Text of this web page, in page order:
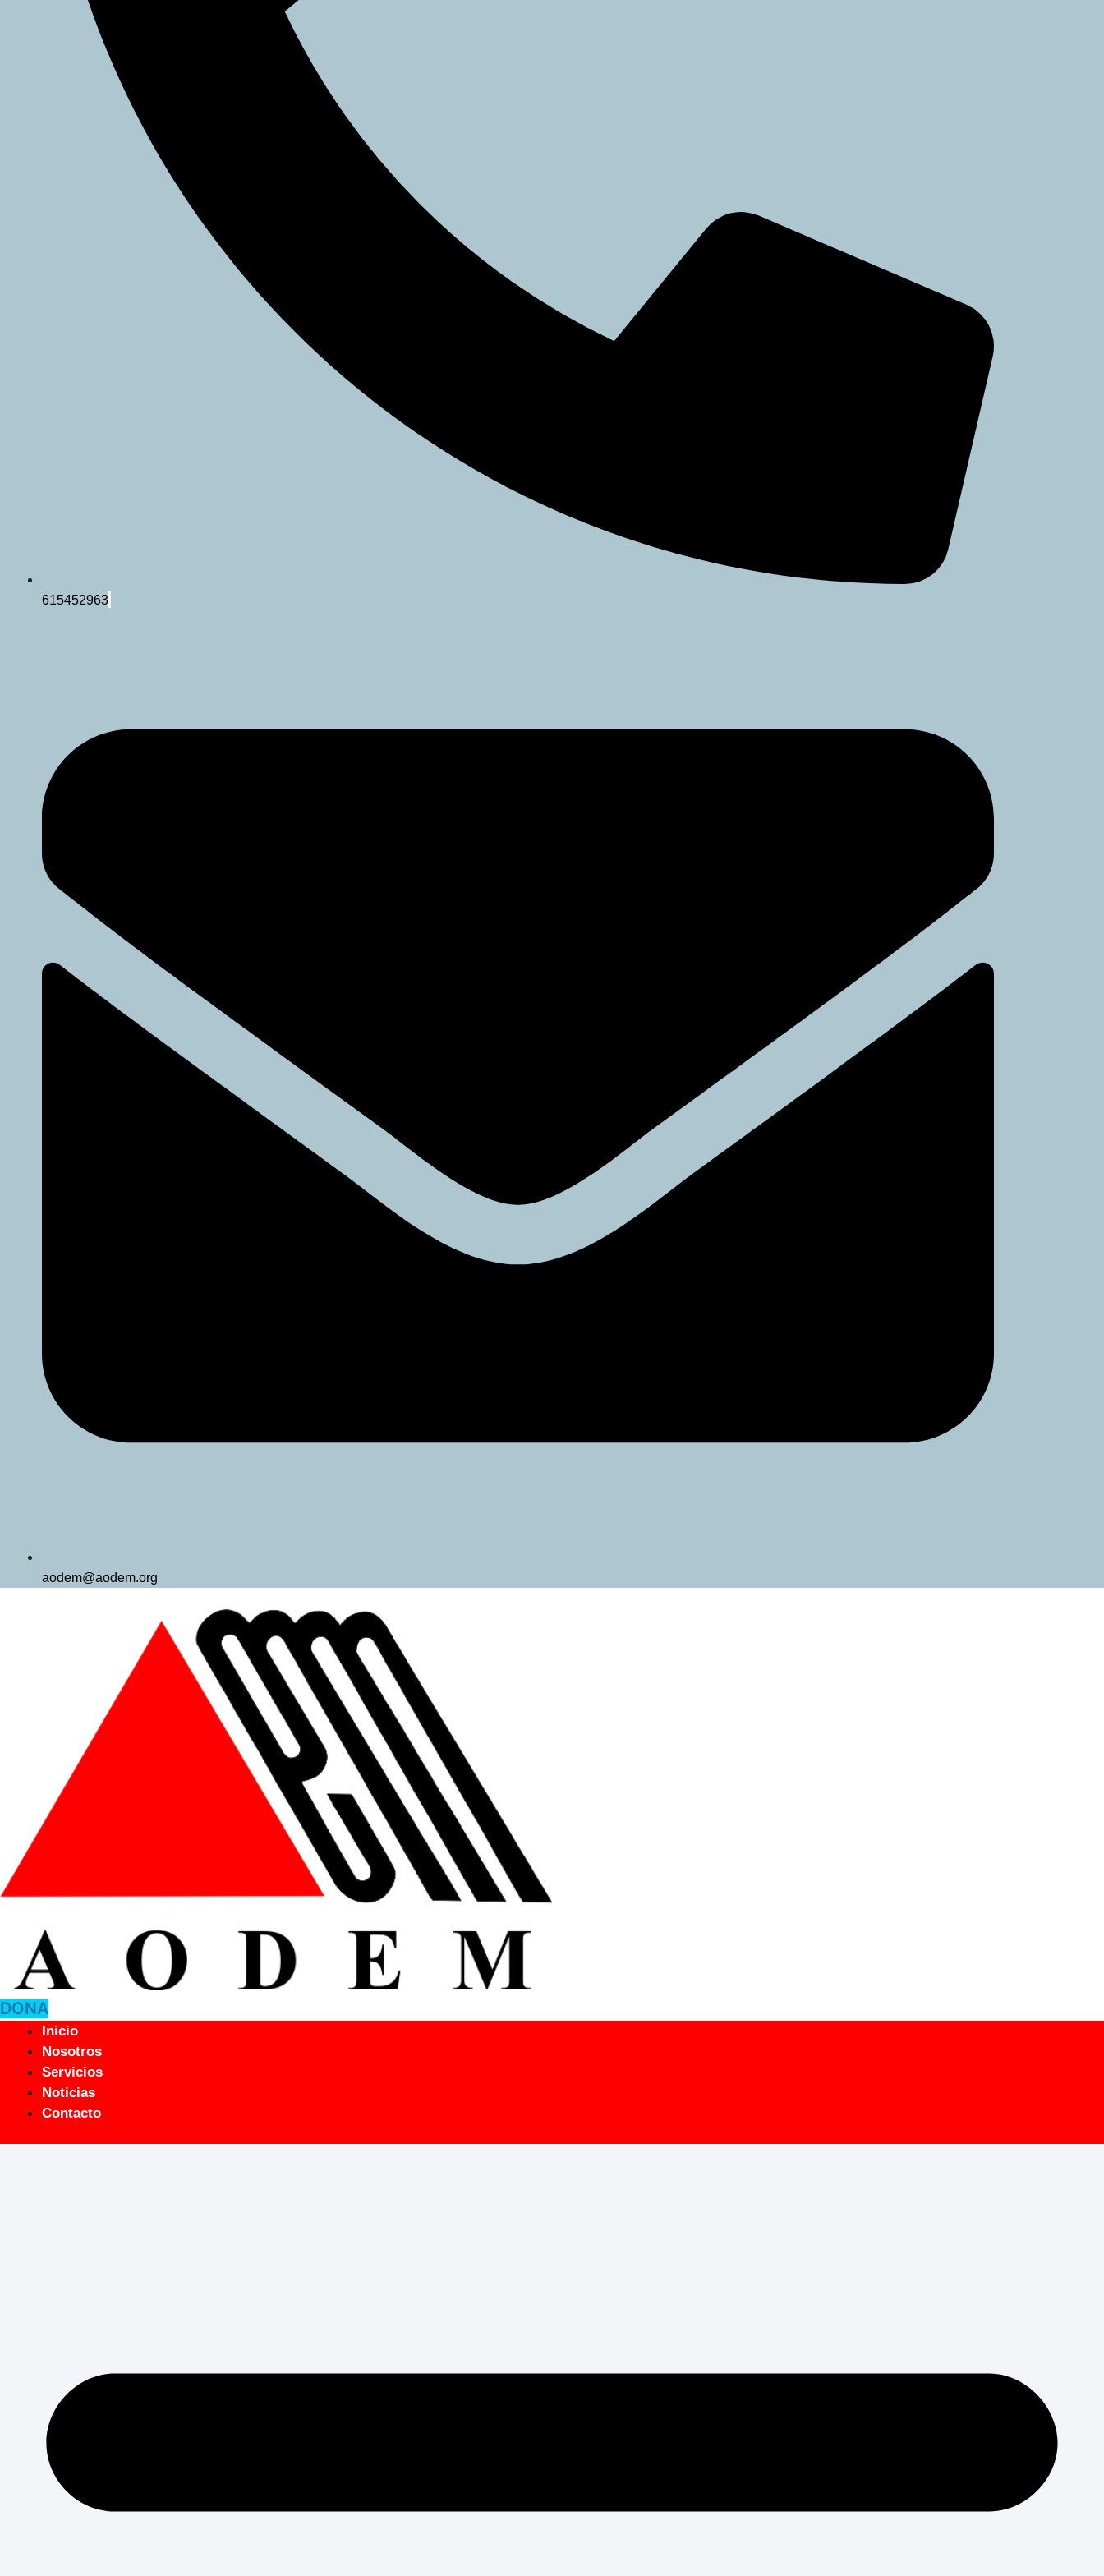
615452963
aodem@aodem.org
DONA
Inicio
Nosotros
Servicios
Noticias
Contacto